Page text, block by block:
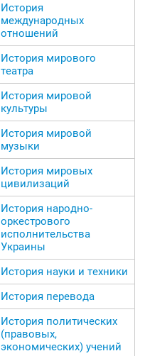
История
международных
отношений
История мирового
театра
История мировой
культуры
История мировой
музыки
История мировых
цивилизаций
История народно-
оркестрового
исполнительства
Украины
История науки и техники
История перевода
История политических
(правовых,
экономических) учений